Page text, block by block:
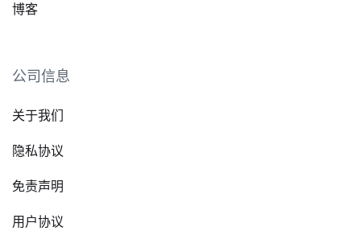
博客
公司信息
关于我们
隐私协议
免责声明
用户协议